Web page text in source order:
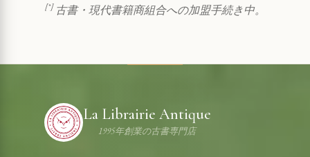
[*]古書・現代書籍商組合への加盟手続き中。
La Librairie Antique
1995年創業の古書専門店